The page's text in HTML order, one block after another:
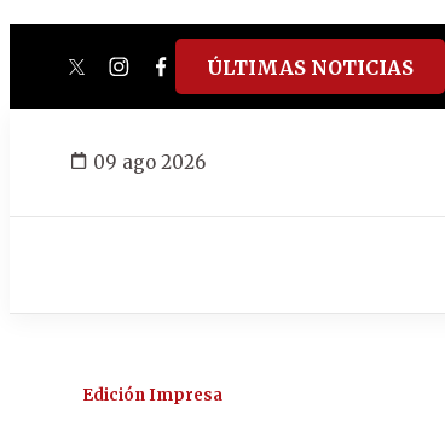
twitterinstagram
facebook
tiktokyoutube
spotify
ÚLTIMAS NOTICIAS
09 ago 2026
Edición Impresa